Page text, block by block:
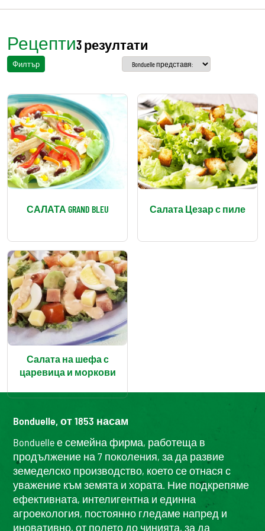
Рецепти3 резултати
Филтър
САЛАТА GRAND BLEU Салата Цезар с пиле
Салата на шефа с
царевица и моркови
Bonduelle, от 1853 насам
Bonduelle е семейна фирма, работеща в
продължение на 7 поколения, за да развие
земеделско производство, което се отнася с
уважение към земята и хората. Ние подкрепяме
ефективната, интелигентна и единна
агроекология, постоянно гледаме напред и
иновативно, от полето до чинията, за да